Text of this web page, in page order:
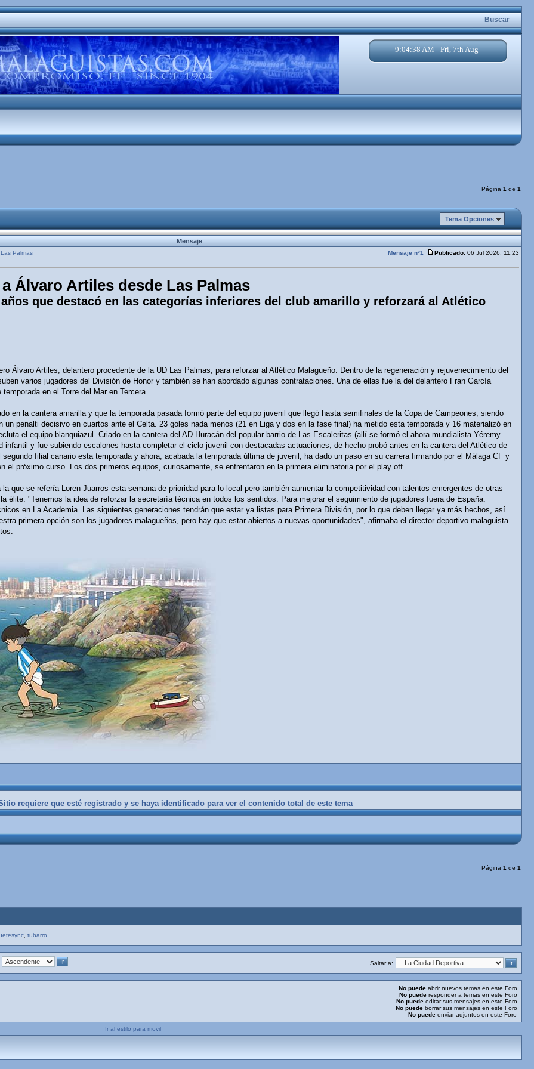
Buscar
9:04:39 AM - Fri, 7th Aug
Página 1 de 1
Tema Opciones
Mensaje
Palmas Mensaje nº1 Publicado: 06 Jul 2026, 11:23
Álvaro Artiles desde Las Palmas
que destacó en las categorías inferiores del club amarillo y reforzará al Atlético
Álvaro Artiles, delantero procedente de la UD Las Palmas, para reforzar al Atlético Malagueño. Dentro de la regeneración y rejuvenecimiento del
varios jugadores del División de Honor y también se han abordado algunas contrataciones. Una de ellas fue la del delantero Fran García
en el Torre del Mar en Tercera.
en la cantera amarilla y que la temporada pasada formó parte del equipo juvenil que llegó hasta semifinales de la Copa de Campeones, siendo
un penalti decisivo en cuartos ante el Celta. 23 goles nada menos (21 en Liga y dos en la fase final) ha metido esta temporada y 16 materializó en
el equipo blanquiazul. Criado en la cantera del AD Huracán del popular barrio de Las Escaleritas (allí se formó el ahora mundialista Yéremy
infantil y fue subiendo escalones hasta completar el ciclo juvenil con destacadas actuaciones, de hecho probó antes en la cantera del Atlético de
filial canario esta temporada y ahora, acabada la temporada última de juvenil, ha dado un paso en su carrera firmando por el Málaga CF y
el próximo curso. Los dos primeros equipos, curiosamente, se enfrentaron en la primera eliminatoria por el play off.
que se refería Loren Juarros esta semana de prioridad para lo local pero también aumentar la competitividad con talentos emergentes de otras
élite. "Tenemos la idea de reforzar la secretaría técnica en todos los sentidos. Para mejorar el seguimiento de jugadores fuera de España.
en La Academia. Las siguientes generaciones tendrán que estar ya listas para Primera División, por lo que deben llegar ya más hechos, así
primera opción son los jugadores malagueños, pero hay que estar abiertos a nuevas oportunidades", afirmaba el director deportivo malaguista.
requiere que esté registrado y se haya identificado para ver el contenido total de este tema
Página 1 de 1
tubarro
Saltar a:
No puede abrir nuevos temas en este Foro
No puede responder a temas en este Foro
No puede editar sus mensajes en este Foro
No puede borrar sus mensajes en este Foro
No puede enviar adjuntos en este Foro
Ir al estilo para movil